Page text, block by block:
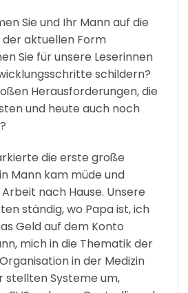
Sie und Ihr Mann auf die
der aktuellen Form
Sie für unsere Leserinnen
schildern?
Herausforderungen, die
und heute auch noch
die erste große
Mann kam müde und
nach Hause. Unsere
ständig, wo Papa ist, ich
Geld auf dem Konto
mich in die Thematik der
in der Medizin
stellten Systeme um,